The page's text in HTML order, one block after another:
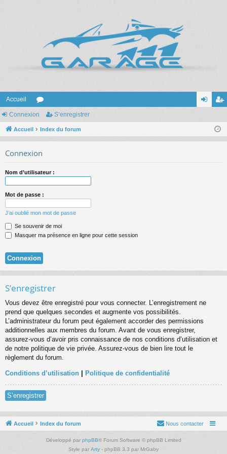
Accueil
or
u nr
Connexion S’enregistrer
Accueil Index du forum
Connexion
Nom d’utilisateur :
Mot de passe :
J’ai oublié mon mot de passe
Se souvenir de moi
Masquer ma présence en ligne pour cette session
S’enregistrer
Vous devez être enregistré pour vous connecter. L’enregistrement ne
prend que quelques secondes et augmente vos possibilités.
L’administrateur du forum peut également accorder des permissions
additionnelles aux membres du forum. Avant de vous enregistrer,
assurez-vous d’avoir pris connaissance de nos conditions d’utilisation et
de notre politique de vie privée. Assurez-vous de bien lire tout le
règlement du forum.
Conditions d’utilisation | Politique de confidentialité
S’enregistrer
Accueil Index du forum Nous contacter
Développé par phpBB® Forum Software © phpBB Limited
Style par Arty - phpBB 3.3 par MrGaby